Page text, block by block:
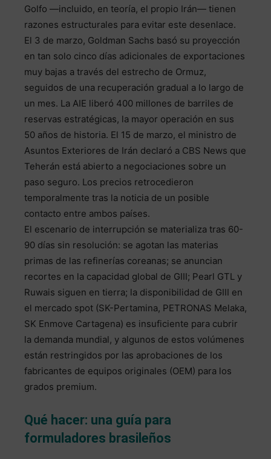
Golfo —incluido, en teoría, el propio Irán— tienen
razones estructurales para evitar este desenlace.
El 3 de marzo, Goldman Sachs basó su proyección
en tan solo cinco días adicionales de exportaciones
muy bajas a través del estrecho de Ormuz,
seguidos de una recuperación gradual a lo largo de
un mes. La AIE liberó 400 millones de barriles de
reservas estratégicas, la mayor operación en sus
50 años de historia. El 15 de marzo, el ministro de
Asuntos Exteriores de Irán declaró a CBS News que
Teherán está abierto a negociaciones sobre un
paso seguro. Los precios retrocedieron
temporalmente tras la noticia de un posible
contacto entre ambos países.
El escenario de interrupción se materializa tras 60-
90 días sin resolución: se agotan las materias
primas de las refinerías coreanas; se anuncian
recortes en la capacidad global de GIII; Pearl GTL y
Ruwais siguen en tierra; la disponibilidad de GIII en
el mercado spot (SK-Pertamina, PETRONAS Melaka,
SK Enmove Cartagena) es insuficiente para cubrir
la demanda mundial, y algunos de estos volúmenes
están restringidos por las aprobaciones de los
fabricantes de equipos originales (OEM) para los
grados premium.
Qué hacer: una guía para
formuladores brasileños